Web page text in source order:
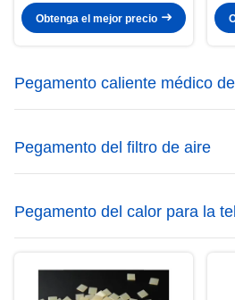
Obtenga el mejor precio
Pegamento caliente médico del
derretimiento
Pegamento del filtro de aire
Pegamento del calor para la